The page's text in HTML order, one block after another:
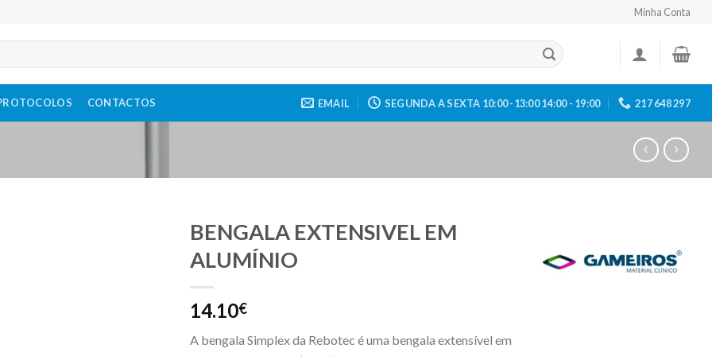
Minha Conta
CONTACTOS EMAIL SEGUNDA A SEXTA 10:00 -13:00 14:00 - 19:00 217 648 297
BENGALA EXTENSIVEL EM
ALUMÍNIO
14.10€
A bengala Simplex da Rebotec é uma bengala extensível em